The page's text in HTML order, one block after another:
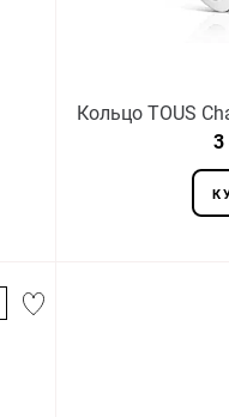
Кольцо TOUS
3